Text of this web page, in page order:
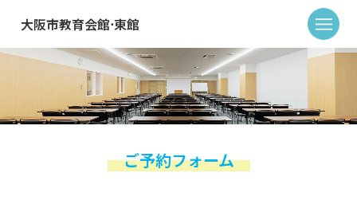
大阪市教育会館⋅東館
ご予約フォーム